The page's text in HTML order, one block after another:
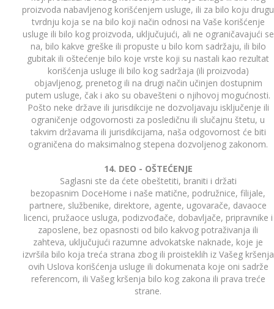
proizvoda nabavljenog korišćenjem usluge, ili za bilo koju drugu
tvrdnju koja se na bilo koji način odnosi na Vaše korišćenje
usluge ili bilo kog proizvoda, uključujući, ali ne ograničavajući se
na, bilo kakve greške ili propuste u bilo kom sadržaju, ili bilo
gubitak ili oštećenje bilo koje vrste koji su nastali kao rezultat
korišćenja usluge ili bilo kog sadržaja (ili proizvoda)
objavljenog, prenetog ili na drugi način učinjen dostupnim
putem usluge, čak i ako su obavešteni o njihovoj mogućnosti.
Pošto neke države ili jurisdikcije ne dozvoljavaju isključenje ili
ograničenje odgovornosti za posledičnu ili slučajnu štetu, u
takvim državama ili jurisdikcijama, naša odgovornost će biti
ograničena do maksimalnog stepena dozvoljenog zakonom.
14. DEO - OŠTEĆENJE
Saglasni ste da ćete obeštetiti, braniti i držati
bezopasnim DoceHome i naše matične, podružnice, filijale,
partnere, službenike, direktore, agente, ugovarače, davaoce
licenci, pružaoce usluga, podizvođače, dobavljače, pripravnike i
zaposlene, bez opasnosti od bilo kakvog potraživanja ili
zahteva, uključujući razumne advokatske naknade, koje je
izvršila bilo koja treća strana zbog ili proisteklih iz Vašeg kršenja
ovih Uslova korišćenja usluge ili dokumenata koje oni sadrže
referencom, ili Vašeg kršenja bilo kog zakona ili prava treće
strane.